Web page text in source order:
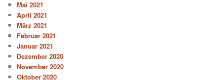
Mai 2021
April 2021
März 2021
Februar 2021
Januar 2021
Dezember 2020
November 2020
Oktober 2020